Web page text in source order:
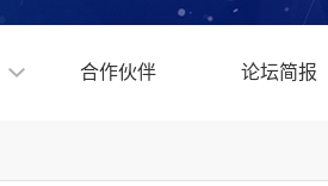
合作伙伴 论坛简报